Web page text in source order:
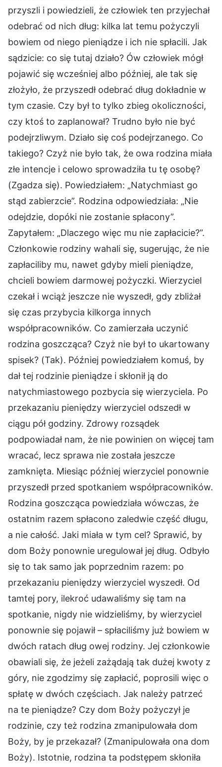
przyszli i powiedzieli, że człowiek ten przyjechał
odebrać od nich dług: kilka lat temu pożyczyli
bowiem od niego pieniądze i ich nie spłacili. Jak
sądzicie: co się tutaj działo? Ów człowiek mógł
pojawić się wcześniej albo później, ale tak się
złożyło, że przyszedł odebrać dług dokładnie w
tym czasie. Czy był to tylko zbieg okoliczności,
czy ktoś to zaplanował? Trudno było nie być
podejrzliwym. Działo się coś podejrzanego. Co
takiego? Czyż nie było tak, że owa rodzina miała
złe intencje i celowo sprowadziła tu tę osobę?
(Zgadza się). Powiedziałem: „Natychmiast go
stąd zabierzcie”. Rodzina odpowiedziała: „Nie
odejdzie, dopóki nie zostanie spłacony”.
Zapytałem: „Dlaczego więc mu nie zapłacicie?”.
Członkowie rodziny wahali się, sugerując, że nie
zapłaciliby mu, nawet gdyby mieli pieniądze,
chcieli bowiem darmowej pożyczki. Wierzyciel
czekał i wciąż jeszcze nie wyszedł, gdy zbliżał
się czas przybycia kilkorga innych
współpracowników. Co zamierzała uczynić
rodzina goszcząca? Czyż nie był to ukartowany
spisek? (Tak). Później powiedziałem komuś, by
dał tej rodzinie pieniądze i skłonił ją do
natychmiastowego pozbycia się wierzyciela. Po
przekazaniu pieniędzy wierzyciel odszedł w
ciągu pół godziny. Zdrowy rozsądek
podpowiadał nam, że nie powinien on więcej tam
wracać, lecz sprawa nie została jeszcze
zamknięta. Miesiąc później wierzyciel ponownie
przyszedł przed spotkaniem współpracowników.
Rodzina goszcząca powiedziała wówczas, że
ostatnim razem spłacono zaledwie część długu,
a nie całość. Jaki miała w tym cel? Sprawić, by
dom Boży ponownie uregulował jej dług. Odbyło
się to tak samo jak poprzednim razem: po
przekazaniu pieniędzy wierzyciel wyszedł. Od
tamtej pory, ilekroć udawaliśmy się tam na
spotkanie, nigdy nie widzieliśmy, by wierzyciel
ponownie się pojawił – spłaciliśmy już bowiem w
dwóch ratach dług owej rodziny. Jej członkowie
obawiali się, że jeżeli zażądają tak dużej kwoty z
góry, nie zgodzimy się zapłacić, poprosili więc o
spłatę w dwóch częściach. Jak należy patrzeć
na te pieniądze? Czy dom Boży pożyczył je
rodzinie, czy też rodzina zmanipulowała dom
Boży, by je przekazał? (Zmanipulowała ona dom
Boży). Istotnie, rodzina ta podstępem skłoniła